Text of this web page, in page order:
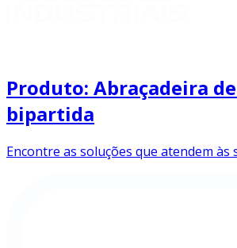
Produto: Abraçadeira
bipartida
Encontre as soluções que atendem às